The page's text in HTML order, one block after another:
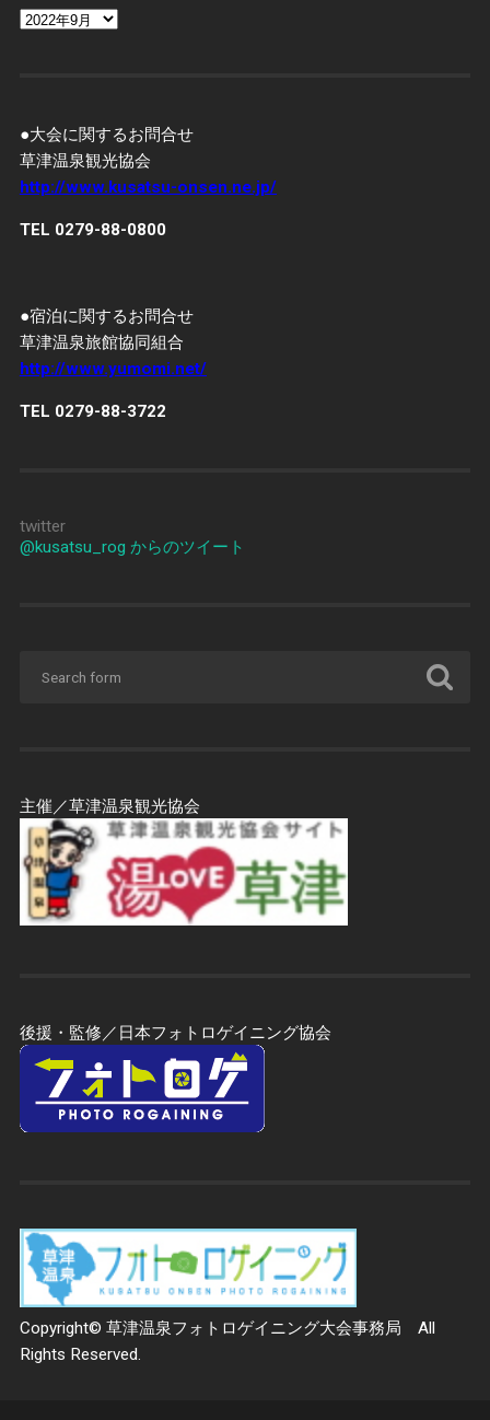
過
去
●大会に関するお問合せ
草津温泉観光協会
http://www.kusatsu-onsen.ne.jp/
TEL 0279-88-0800
●宿泊に関するお問合せ
草津温泉旅館協同組合
http://www.yumomi.net/
TEL 0279-88-3722
twitter
@kusatsu_rog からのツイート
主催／草津温泉観光協会
後援・監修／日本フォトロゲイニング協会
Copyright© 草津温泉フォトロゲイニング大会事務局 All
Rights Reserved.